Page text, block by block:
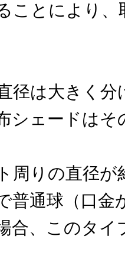
ことにより
径は大きく分
シェードはそ
周りの直径が
普通球（口金
合、このタイ